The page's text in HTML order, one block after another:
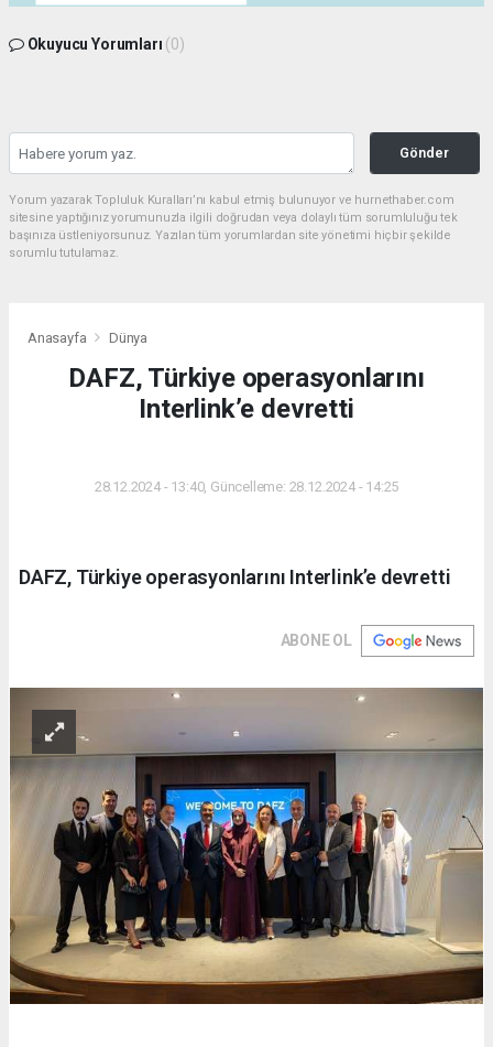
Okuyucu Yorumları (0)
Gönder
Yorum yazarak Topluluk Kuralları’nı kabul etmiş bulunuyor ve hurnethaber.com
sitesine yaptığınız yorumunuzla ilgili doğrudan veya dolaylı tüm sorumluluğu tek
başınıza üstleniyorsunuz. Yazılan tüm yorumlardan site yönetimi hiçbir şekilde
sorumlu tutulamaz.
Anasayfa Dünya
DAFZ, Türkiye operasyonlarını
Interlink’e devretti
28.12.2024 - 13:40, Güncelleme: 28.12.2024 - 14:25
DAFZ, Türkiye operasyonlarını Interlink’e devretti
ABONE OL